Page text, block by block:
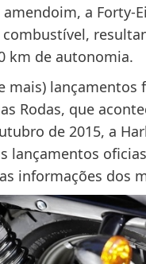
a Forty-
km de autonomia.
mais) lançamentos
Rodas, que
de 2015, a
lançamentos
informações dos